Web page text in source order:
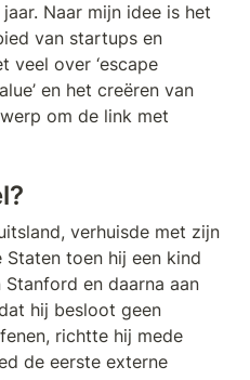
Naar mijn idee is het
van startups en
veel over ‘escape
en het creëren van
om de link met
verhuisde met zijn
toen hij een kind
en daarna aan
hij besloot geen
richtte hij mede
de eerste externe